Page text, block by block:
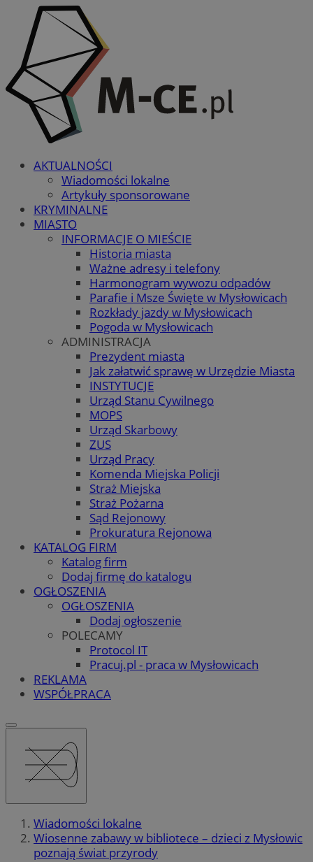
AKTUALNOŚCI
Wiadomości lokalne
Artykuły sponsorowane
KRYMINALNE
MIASTO
INFORMACJE O MIEŚCIE
Historia miasta
Ważne adresy i telefony
Harmonogram wywozu odpadów
Parafie i Msze Święte w Mysłowicach
Rozkłady jazdy w Mysłowicach
Pogoda w Mysłowicach
ADMINISTRACJA
Prezydent miasta
Jak załatwić sprawę w Urzędzie Miasta
INSTYTUCJE
Urząd Stanu Cywilnego
MOPS
Urząd Skarbowy
ZUS
Urząd Pracy
Komenda Miejska Policji
Straż Miejska
Straż Pożarna
Sąd Rejonowy
Prokuratura Rejonowa
KATALOG FIRM
Katalog firm
Dodaj firmę do katalogu
OGŁOSZENIA
OGŁOSZENIA
Dodaj ogłoszenie
POLECAMY
Protocol IT
Pracuj.pl - praca w Mysłowicach
REKLAMA
WSPÓŁPRACA
Wiadomości lokalne
Wiosenne zabawy w bibliotece – dzieci z Mysłowic
poznają świat przyrody